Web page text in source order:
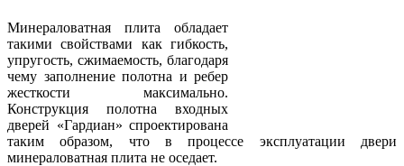
Минераловатная плита обладает
такими свойствами как гибкость,
упругость, сжимаемость, благодаря
чему заполнение полотна и ребер
жесткости максимально.
Конструкция полотна входных
дверей «Гардиан» спроектирована
таким образом, что в процессе эксплуатации двери
минераловатная плита не оседает.